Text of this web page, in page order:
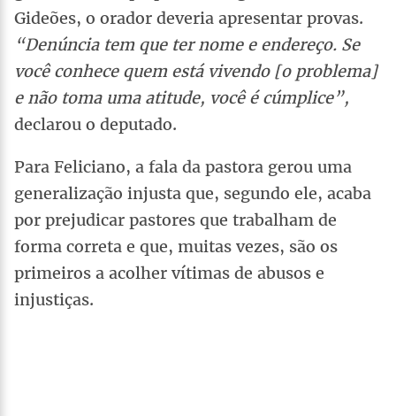
Gideões, o orador deveria apresentar provas.
“Denúncia tem que ter nome e endereço. Se
você conhece quem está vivendo [o problema]
e não toma uma atitude, você é cúmplice”,
declarou o deputado.
Para Feliciano, a fala da pastora gerou uma
generalização injusta que, segundo ele, acaba
por prejudicar pastores que trabalham de
forma correta e que, muitas vezes, são os
primeiros a acolher vítimas de abusos e
injustiças.